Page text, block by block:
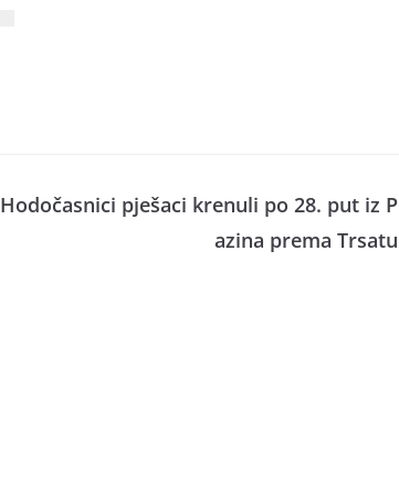
Hodočasnici pješaci krenuli po 28. put iz P
azina prema Trsatu